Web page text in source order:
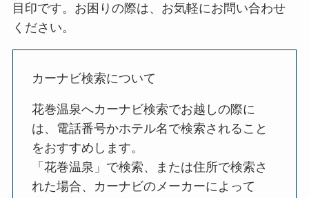
目印です。お困りの際は、お気軽にお問い合わせ
ください。
カーナビ検索について
花巻温泉へカーナビ検索でお越しの際に
は、電話番号かホテル名で検索されること
をおすすめします。
「花巻温泉」で検索、または住所で検索さ
れた場合、カーナビのメーカーによって